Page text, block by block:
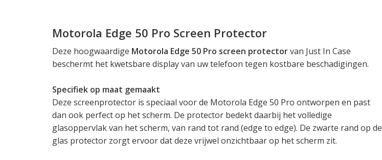
Motorola Edge 50 Pro Screen Protector
Deze hoogwaardige Motorola Edge 50 Pro screen protectorvan Just In Case
beschermt het kwetsbare display van uw telefoon tegen kostbare beschadigingen.
Specifiek op maat gemaakt
Deze screenprotector is speciaal voor de Motorola Edge 50 Pro ontworpen en past
dan ook perfect op het scherm. De protector bedekt daarbij het volledige
glasoppervlak van het scherm, van rand tot rand (edge to edge). De zwarte rand op de
glas protector zorgt ervoor dat deze vrijwel onzichtbaar op het scherm zit.